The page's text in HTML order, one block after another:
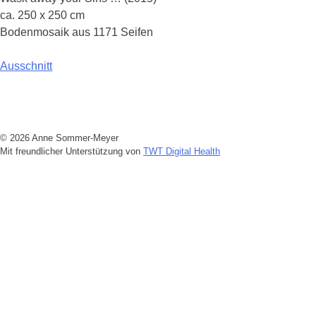
ca. 250 x 250 cm
Bodenmosaik aus 1171 Seifen
Beitragsnavigation
Ausschnitt
© 2026 Anne Sommer-Meyer
Mit freundlicher Unterstützung von TWT Digital Health